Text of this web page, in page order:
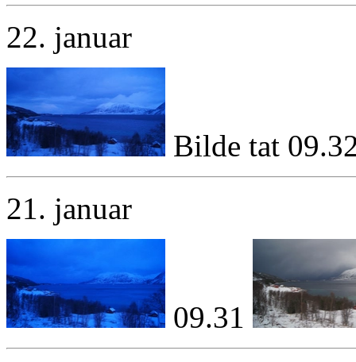
22. januar
Bilde tat
21. januar
09.31